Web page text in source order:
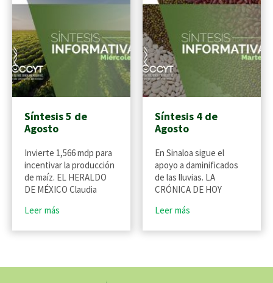
Síntesis 5 de
Agosto
Invierte 1,566 mdp para
incentivar la producción
de maíz. EL HERALDO
DE MÉXICO Claudia
Leer más
Síntesis 4 de
Agosto
En Sinaloa sigue el
apoyo a daminificados
de las lluvias. LA
CRÓNICA DE HOY
Leer más